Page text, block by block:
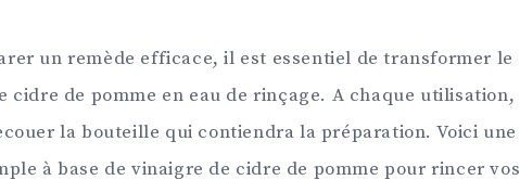
un remède efficace, il est essentiel de transformer le
cidre de pomme en eau de rinçage. A chaque utilisation,
la bouteille qui contiendra la préparation. Voici une
à base de vinaigre de cidre de pomme pour rincer vos